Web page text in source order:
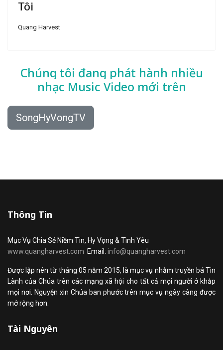
Tôi
Quang Harvest
Chúng tôi đang phát hành nhiều
nhạc Music Video mới trên
SongHyVongTV
Thông Tin
Mục Vụ Chia Sẻ Niềm Tin, Hy Vọng & Tình Yêu
www.quangharvest.com Email: info@quangharvest.com
Được lập nên từ tháng 05 năm 2015, là mục vụ nhằm truyền bá Tin
Lành của Chúa trên các mạng xã hội cho tất cả mọi người ở khắp
mọi nơi. Nguyện xin Chúa ban phước trên mục vụ ngày càng được
mở rộng hơn.
Tài Nguyên